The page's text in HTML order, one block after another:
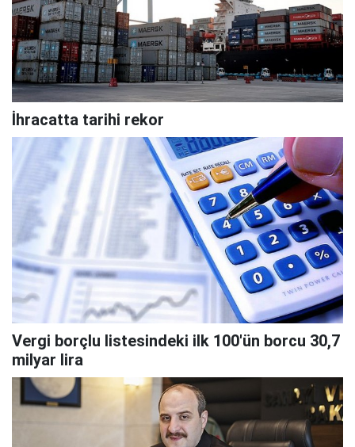
İhracatta tarihi rekor
Vergi borçlu listesindeki ilk 100'ün borcu 30,7
milyar lira